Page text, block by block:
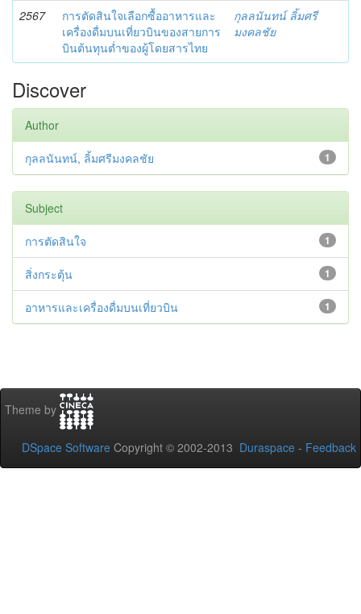
2567
การตัดสินใจเลือกซื้ออาหารและ
เครื่องดื่มบนเที่ยวบินของสายการ
บินต้นทุนต่ำของผู้โดยสารไทย
กุลลนันทน์ ลิ้มศรี
มงคลชัย
Discover
Author
1
กุลลนันทน์, ลิ้มศรีมงคลชัย
Subject
1
การตัดสินใจ
1
สิ่งกระตุ้น
1
อาหารและเครื่องดื่มบนเที่ยวบิน
Theme by
DSpace Software Copyright © 2002-2013 Duraspace - Feedback